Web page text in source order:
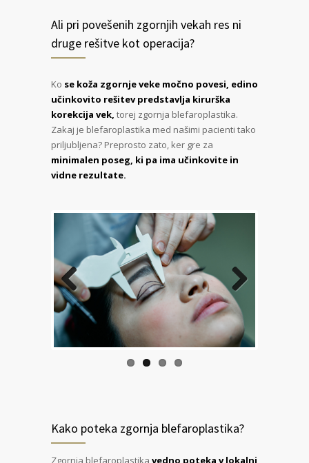
Ali pri povešenih zgornjih vekah res ni
druge rešitve kot operacija?
Ko se koža zgornje veke močno povesi, edino
učinkovito rešitev predstavlja kirurška
korekcija vek, torej zgornja blefaroplastika.
Zakaj je blefaroplastika med našimi pacienti tako
priljubljena? Preprosto zato, ker gre za
minimalen poseg, ki pa ima učinkovite in
vidne rezultate.
Previous Next
Kako poteka zgornja blefaroplastika?
Zgornja blefaroplastika
vedno poteka v lokalni